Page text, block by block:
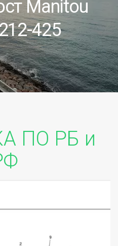
Manitou
425
ПО РБ и